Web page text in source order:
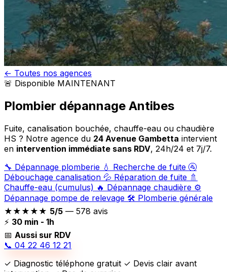
← Toutes nos agences
🚨 Disponible MAINTENANT
Plombier dépannage Antibes
Fuite, canalisation bouchée, chauffe-eau ou chaudière
HS ? Notre agence du 24 Avenue Gambetta intervient
en intervention immédiate sans RDV, 24h/24 et 7j/7.
🔧 Dépannage plomberie 💧 Recherche de fuite 🚰
Débouchage canalisation 💦 Réparation de fuite 🚿
Chauffe-eau (cumulus) 🔥 Dépannage chaudière ⚙️
Dépannage pompe de relevage 🛠️ Plomberie générale
★★★★★ 5/5 — 578 avis
⚡ 30 min - 1h
📅 Aussi sur RDV
📞 04 22 46 12 21
✓ Diagnostic téléphone gratuit ✓ Devis clair avant